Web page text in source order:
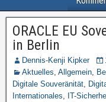
ORACLE EU
in Berlin
Dennis-Kenji Kipker
Aktuelles, Allgemein,
Digitale Souveränität,
Internationales, IT-